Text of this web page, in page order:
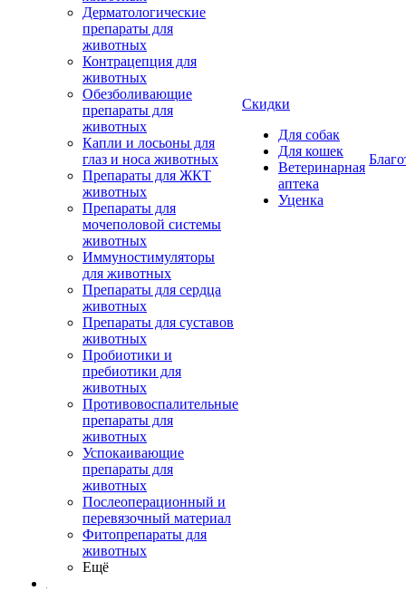
Дерматологические
препараты для
животных
Контрацепция для
животных
Обезболивающие
препараты для
животных
Капли и лосьоны для
глаз и носа животных
Препараты для ЖКТ
животных
Препараты для
мочеполовой системы
животных
Иммуностимуляторы
для животных
Препараты для сердца
животных
Препараты для суставов
животных
Пробиотики и
пребиотики для
животных
Противовоспалительные
препараты для
животных
Успокаивающие
препараты для
животных
Послеоперационный и
перевязочный материал
Фитопрепараты для
животных
Ещё
Скидки
Для собак
Для кошек
Ветеринарная
аптека
Уценка